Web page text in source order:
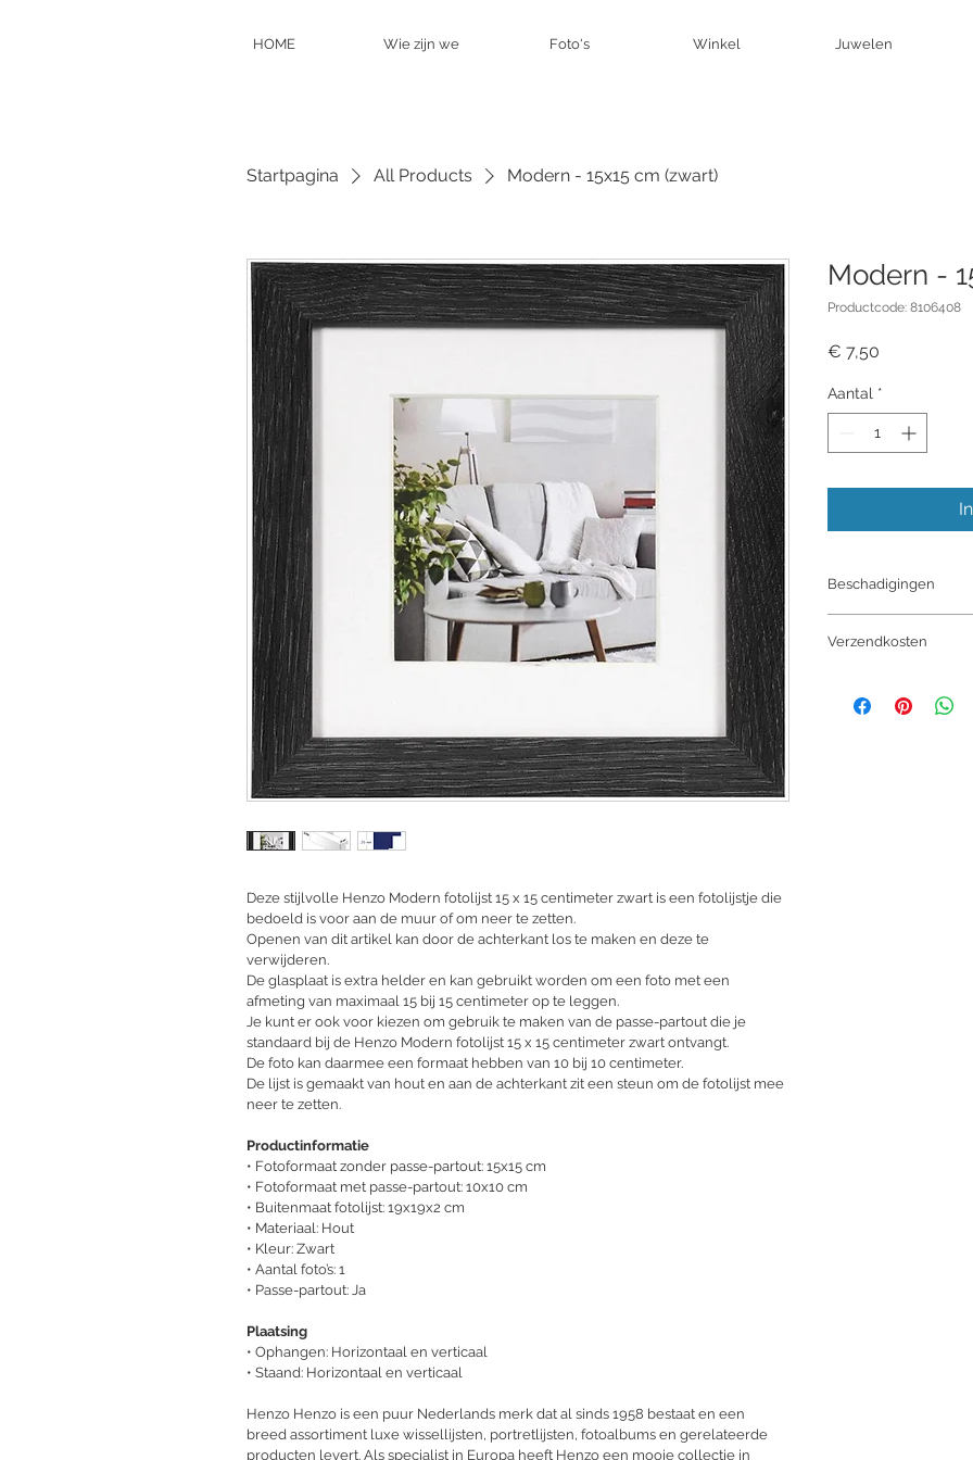
HOME Wie zijn we Foto's Winkel Juwelen
Startpagina All Products Modern - 15x15 cm (zwart)
Deze stijlvolle Henzo Modern fotolijst 15 x 15 centimeter zwart is een fotolijstje die
bedoeld is voor aan de muur of om neer te zetten.
Openen van dit artikel kan door de achterkant los te maken en deze te
verwijderen.
De glasplaat is extra helder en kan gebruikt worden om een foto met een
afmeting van maximaal 15 bij 15 centimeter op te leggen.
Je kunt er ook voor kiezen om gebruik te maken van de passe-partout die je
standaard bij de Henzo Modern fotolijst 15 x 15 centimeter zwart ontvangt.
De foto kan daarmee een formaat hebben van 10 bij 10 centimeter.
De lijst is gemaakt van hout en aan de achterkant zit een steun om de fotolijst mee
neer te zetten.
Productinformatie
• Fotoformaat zonder passe-partout: 15x15 cm
• Fotoformaat met passe-partout: 10x10 cm
• Buitenmaat fotolijst: 19x19x2 cm
• Materiaal: Hout
• Kleur: Zwart
• Aantal foto’s: 1
• Passe-partout: Ja
Plaatsing
• Ophangen: Horizontaal en verticaal
• Staand: Horizontaal en verticaal
Henzo Henzo is een puur Nederlands merk dat al sinds 1958 bestaat en een
breed assortiment luxe wissellijsten, portretlijsten, fotoalbums en gerelateerde
producten levert. Als specialist in Europa heeft Henzo een mooie collectie in
Modern -
Productcode: 8106408
€ 7,50
Aantal *
Beschadigingen
is beschadigd en
Verzendkosten
verlofperiode)